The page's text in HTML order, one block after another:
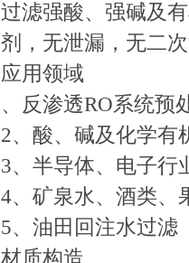
过滤强酸、强碱及
剂，无泄漏，无二
应用领域
、反渗透RO系统预
2、酸、碱及化学有
3、半导体、电子行
4、矿泉水、酒类、
5、油田回注水过滤
材质构造